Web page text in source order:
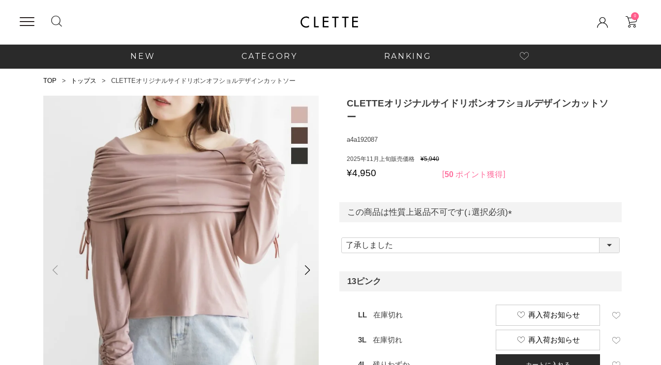
0
NEW CATEGORY RANKING
TOP トップス CLETTEオリジナルサイドリボンオフショルデザインカットソー
CLETTEオリジナルサイドリボンオフショルデザインカットソ
ー
a4a192087
2025年11月上旬販売価格 ¥5,940
¥4,950 50 ポイント獲得
この商品は性質上返品不可です(↓選択必須)
必
須
13ピンク
LL 在庫切れ 再入荷お知らせ
3L 在庫切れ 再入荷お知らせ